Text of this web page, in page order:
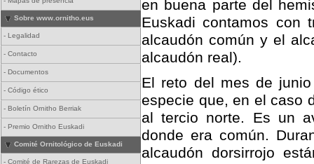
Sobre www.ornitho.eus
- Legalidad
- Contacto
- Documentos
- Código ético
- Boletín Ornitho Berriak
- Premio Ornitho Euskadi
Comité Ornitológico de Euskadi
- Comité de Rarezas de Euskadi
en buena parte del
Euskadi contamos con
alcaudón común y el
alcaudón real).
El reto del mes de
especie que, en el caso
al tercio norte. Es un
donde era común.
alcaudón dorsirrojo